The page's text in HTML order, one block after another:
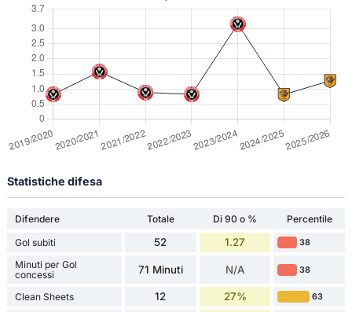
Statistiche difesa
Difendere Totale Di 90 o %
Percentile
Gol subiti
52 1.27 38
Minuti per Gol
concessi
71 Minuti N/A 38
Clean Sheets 12 27% 63